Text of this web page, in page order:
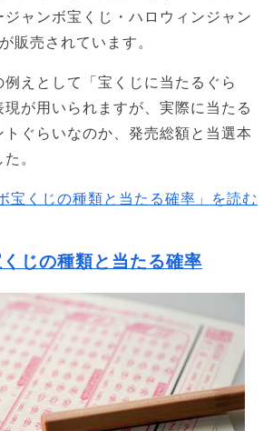
ジャンボ宝くじ・ハロウィンジャン
販売されています。
えとして「宝くじに当たるぐら
が用いられますが、実際に当たる
ぐらいなのか、発売総額と当選本
。
宝くじの種類と当たる確率」を読む
じの種類と当たる確率